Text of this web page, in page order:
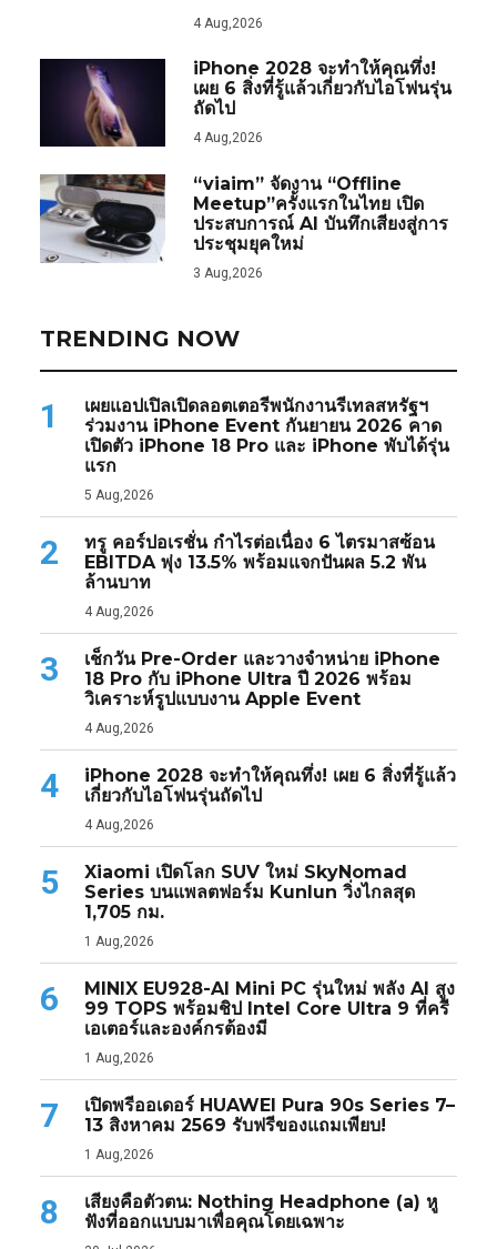
4 Aug,2026
iPhone 2028 จะทำให้คุณทึ่ง!
เผย 6 สิ่งที่รู้แล้วเกี่ยวกับไอโฟนรุ่น
ถัดไป
4 Aug,2026
“viaim” จัดงาน “Offline
Meetup”ครั้งแรกในไทย เปิด
ประสบการณ์ AI บันทึกเสียงสู่การ
ประชุมยุคใหม่
3 Aug,2026
TRENDING NOW
1
เผยแอปเปิลเปิดลอตเตอรีพนักงานรีเทลสหรัฐฯ
ร่วมงาน iPhone Event กันยายน 2026 คาด
เปิดตัว iPhone 18 Pro และ iPhone พับได้รุ่น
แรก
5 Aug,2026
2
ทรู คอร์ปอเรชั่น กำไรต่อเนื่อง 6 ไตรมาสซ้อน
EBITDA พุ่ง 13.5% พร้อมแจกปันผล 5.2 พัน
ล้านบาท
4 Aug,2026
3
เช็กวัน Pre-Order และวางจำหน่าย iPhone
18 Pro กับ iPhone Ultra ปี 2026 พร้อม
วิเคราะห์รูปแบบงาน Apple Event
4 Aug,2026
4
iPhone 2028 จะทำให้คุณทึ่ง! เผย 6 สิ่งที่รู้แล้ว
เกี่ยวกับไอโฟนรุ่นถัดไป
4 Aug,2026
5
Xiaomi เปิดโลก SUV ใหม่ SkyNomad
Series บนแพลตฟอร์ม Kunlun วิ่งไกลสุด
1,705 กม.
1 Aug,2026
6
MINIX EU928-AI Mini PC รุ่นใหม่ พลัง AI สูง
99 TOPS พร้อมชิป Intel Core Ultra 9 ที่ครี
เอเตอร์และองค์กรต้องมี
1 Aug,2026
7
เปิดพรีออเดอร์ HUAWEI Pura 90s Series 7–
13 สิงหาคม 2569 รับฟรีของแถมเพียบ!
1 Aug,2026
8
เสียงคือตัวตน: Nothing Headphone (a) หู
ฟังที่ออกแบบมาเพื่อคุณโดยเฉพาะ